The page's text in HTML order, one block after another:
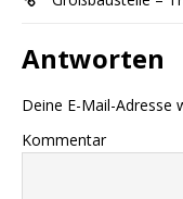
Antworten
Deine E-Mail-Adresse
Kommentar